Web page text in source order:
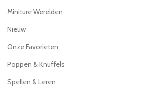
Miniture Werelden
Nieuw
Onze Favorieten
Poppen & Knuffels
Spellen & Leren